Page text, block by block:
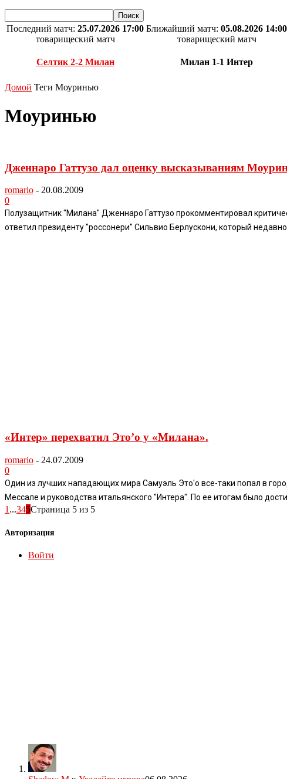
Последний матч: 25.07.2026 17:00
товарищеский матч
Селтик 2-2 Милан
Ближайший матч: 05.08.2026 14:00
товарищеский матч
Милан 1-1 Интер
Домой Теги Моуринью
Моуринью
Дженнаро Гаттузо дал оценку высказываниям
romario - 20.08.2009
0
Полузащитник "Милана" Дженнаро Гаттузо прокомментировал
ответил президенту "россонери" Сильвио Берлускони, который
«Интер» перехватил Это’о у «Милана».
romario - 24.07.2009
0
Один из лучших нападающих мира Самуэль Это'о все-таки попал в
Мессале и руководства итальянского "Интера". По ее итогам было
1 ...345Страница 5 из 5
Авторизация
Войти